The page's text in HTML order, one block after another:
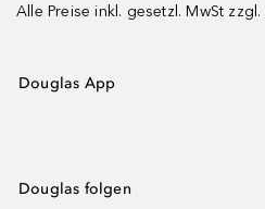
Alle Preise inkl. gesetzl. MwSt zzgl.
Douglas App
Douglas folgen